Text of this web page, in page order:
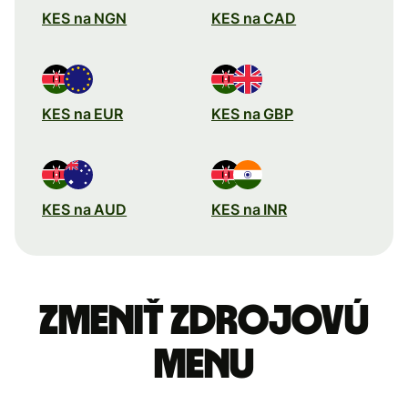
KES na NGN KES na CAD
KES na EUR KES na GBP
KES na AUD KES na INR
Zmeniť zdrojovú
menu